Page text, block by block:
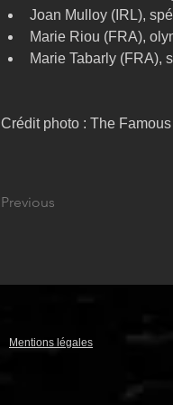
Joan Mulloy (IRL),
Marie Riou (FRA),
Marie Tabarly (FRA),
Crédit photo : The
Previous
Mentions légales